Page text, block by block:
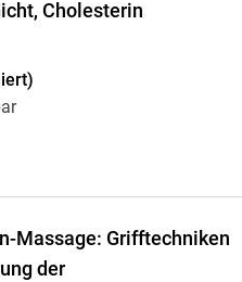
Cholesterin
Massage: Grifftechniken
der